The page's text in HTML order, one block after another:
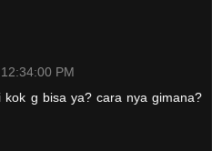
PM
kok g bisa ya? cara nya gimana?